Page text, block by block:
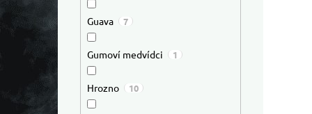
Guava 7
Gumoví medvídci 1
Hrozno 10